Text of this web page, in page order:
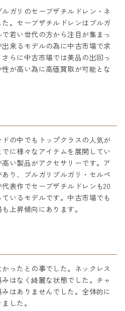
ガリのセーブザチルドレン・ネ
。セーブザチルドレンはブルガ
若い世代の方から注目が集まっ
来るモデルの為に中古市場で求
らに中古市場では美品の出回っ
が高い為に高価買取が可能とな
の中でもトップクラスの人気が
に様々なアイテムを展開してい
い製品がアクセサリーです。ア
り、ブルガリブルガリ・セルペ
表作でセーブザチルドレンも20
いるモデルです。中古市場でも
上昇傾向にあります。
ったとの事でした。ネックレス
はなく綺麗な状態でした。チャ
はありませんでした。全体的に
した。